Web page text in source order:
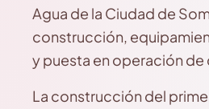
Agua de la Ciudad de
construcción,
y puesta en operación de
La construcción del